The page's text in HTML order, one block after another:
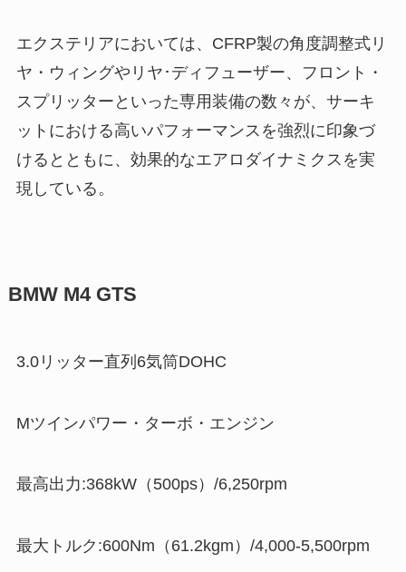
エクステリアにおいては、CFRP製の角度調整式リ
ヤ・ウィングやリヤ･ディフューザー、フロント・
スプリッターといった専用装備の数々が、サーキ
ットにおける高いパフォーマンスを強烈に印象づ
けるとともに、効果的なエアロダイナミクスを実
現している。
BMW M4 GTS
3.0リッター直列6気筒DOHC
Mツインパワー・ターボ・エンジン
最高出力:368kW（500ps）/6,250rpm
最大トルク:600Nm（61.2kgm）/4,000-5,500rpm